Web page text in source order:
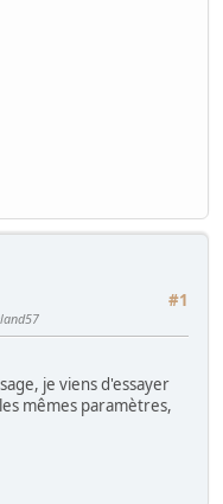
#1
je viens d'essayer
mêmes paramètres,